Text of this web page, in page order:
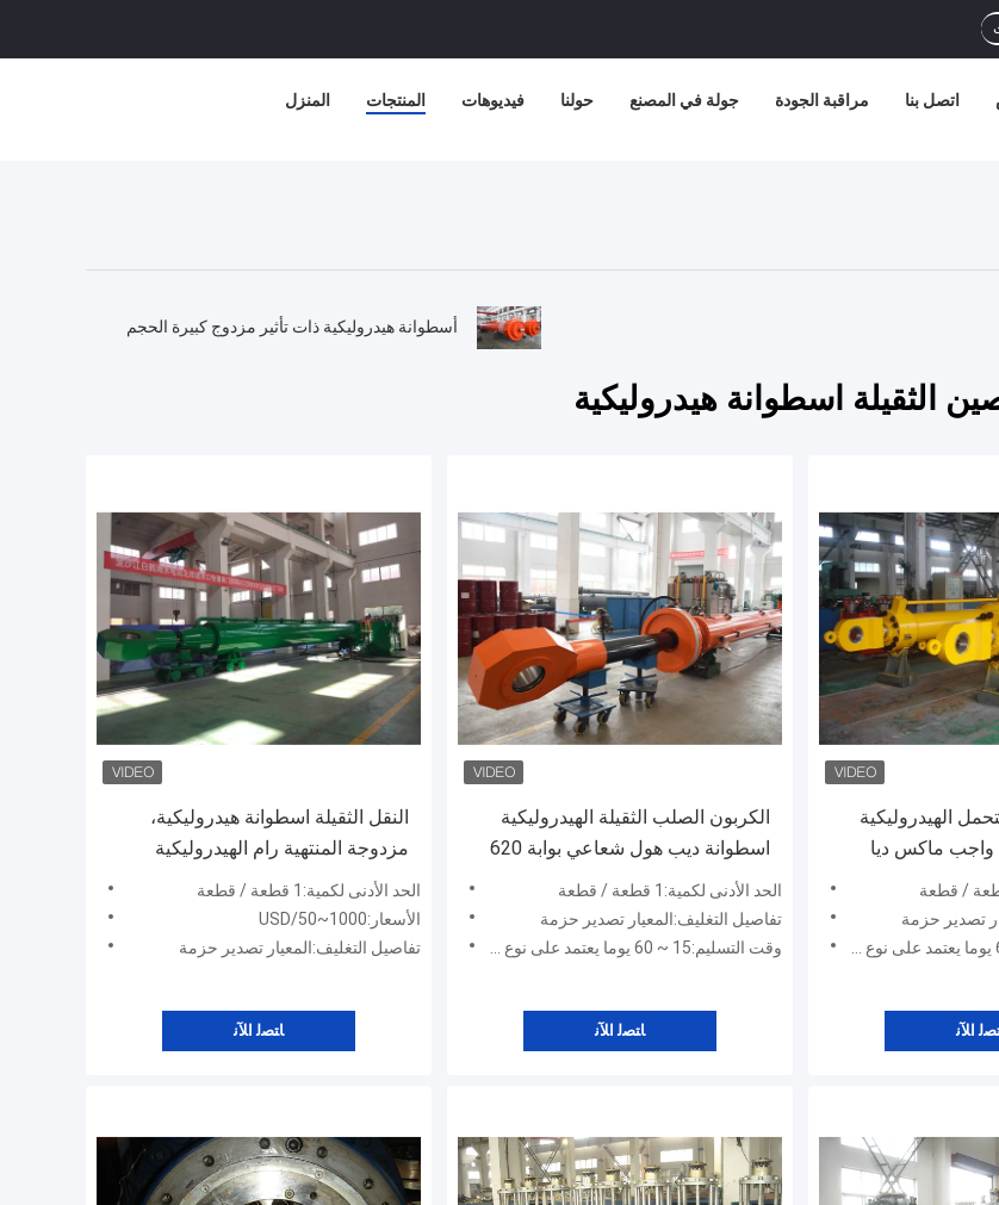
المنزل المنتجات فيديوهات حولنا جولة في المصنع مراقبة الجودة اتصل بنا
أسطوانة هيدروليكية ذات تأثير مزدوج كبيرة الحجم
الثقيلة اسطوانة هيدروليكية
النقل الثقيلة اسطوانة هيدروليكية،
مزدوجة المنتهية رام الهيدروليكية
الحد الأدنى لكمية:1 قطعة / قطعة
الأسعار:USD/50~1000
تفاصيل التغليف:المعيار تصدير حزمة
ﺎﺘﺼﻟ ﺍﻶﻧ
الكربون الصلب الثقيلة الهيدروليكية
اسطوانة ديب هول شعاعي بوابة 620
ملليمتر قضيب 340 ملليمتر
الحد الأدنى لكمية:1 قطعة / قطعة
تفاصيل التغليف:المعيار تصدير حزمة
وقت التسليم:15 ~ 60 يوما يعتمد على نوع المنتجات
ﺎﺘﺼﻟ ﺍﻶﻧ
الهيدروليكية
واجب ماكس ديا
تصدير حزمة
ﺍﻶﻧ